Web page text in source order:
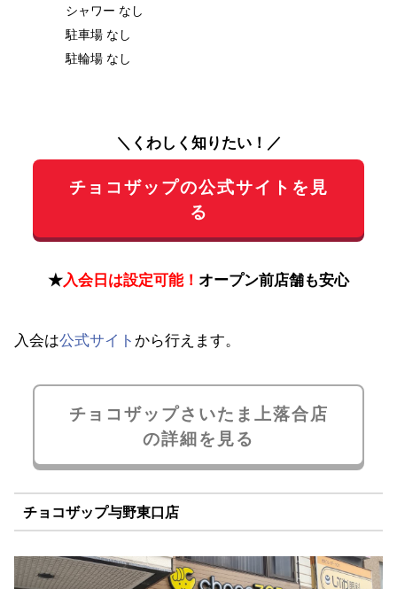
シャワー なし
駐車場 なし
駐輪場 なし
＼くわしく知りたい！／
チョコザップの公式サイトを見
る
★入会日は設定可能！ オープン前店舗も安心
入会は公式サイト から行えます。
チョコザップさいたま上落合店
の詳細を見る
チョコザップ与野東口店